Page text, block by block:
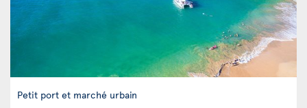
Petit port et marché urbain